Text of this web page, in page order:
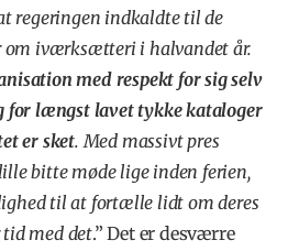
regeringen indkaldte til de
iværksætteri i halvandet år.
med respekt for sig selv
for længst lavet tykke kataloger
er sket. Med massivt pres
bitte møde lige inden ferien,
til at fortælle lidt om deres
med det.” Det er desværre